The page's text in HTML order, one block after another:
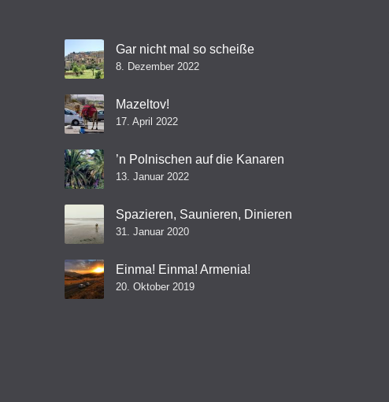
Gar nicht mal so scheiße
8. Dezember 2022
Mazeltov!
17. April 2022
’n Polnischen auf die Kanaren
13. Januar 2022
Spazieren, Saunieren, Dinieren
31. Januar 2020
Einma! Einma! Armenia!
20. Oktober 2019